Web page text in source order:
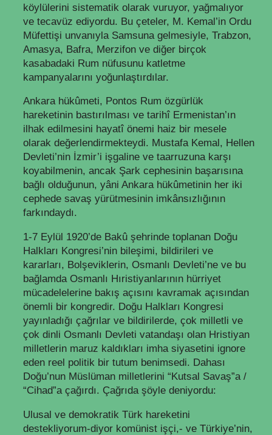
köylülerini sistematik olarak vuruyor, yağmalıyor
ve tecavüz ediyordu. Bu çeteler, M. Kemal’in Ordu
Müfettişi unvanıyla Samsuna gelmesiyle, Trabzon,
Amasya, Bafra, Merzifon ve diğer birçok
kasabadaki Rum nüfusunu katletme
kampanyalarını yoğunlaştırdılar.
Ankara hükûmeti, Pontos Rum özgürlük
hareketinin bastırılması ve tarihî Ermenistan’ın
ilhak edilmesini hayatî önemi haiz bir mesele
olarak değerlendirmekteydi. Mustafa Kemal, Hellen
Devleti’nin İzmir’i işgaline ve taarruzuna karşı
koyabilmenin, ancak Şark cephesinin başarısına
bağlı olduğunun, yâni Ankara hükûmetinin her iki
cephede savaş yürütmesinin imkânsızlığının
farkındaydı.
1-7 Eylül 1920’de Bakû şehrinde toplanan Doğu
Halkları Kongresi’nin bileşimi, bildirileri ve
kararları, Bolşeviklerin, Osmanlı Devleti’ne ve bu
bağlamda Osmanlı Hıristiyanlarının hürriyet
mücadelelerine bakış açısını kavramak açısından
önemli bir kongredir. Doğu Halkları Kongresi
yayınladığı çağrılar ve bildirilerde, çok milletli ve
çok dinli Osmanlı Devleti vatandaşı olan Hristiyan
milletlerin maruz kaldıkları imha siyasetini ignore
eden reel politik bir tutum benimsedi. Dahası
Doğu’nun Müslüman milletlerini “Kutsal Savaş”a /
“Cihad”a çağırdı. Çağrıda şöyle deniyordu:
Ulusal ve demokratik Türk hareketini
destekliyorum-diyor komünist işçi,- ve Türkiye’nin,